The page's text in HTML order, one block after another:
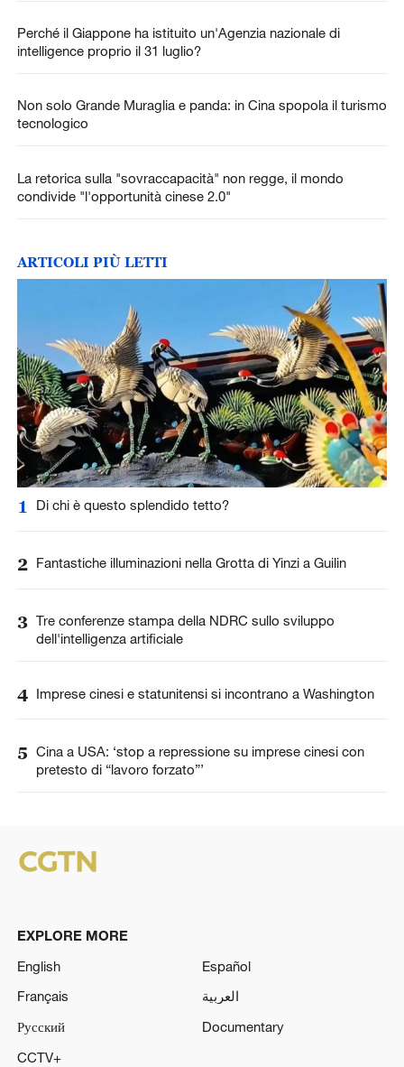
Perché il Giappone ha istituito un'Agenzia nazionale di
intelligence proprio il 31 luglio?
Non solo Grande Muraglia e panda: in Cina spopola il turismo
tecnologico
La retorica sulla "sovraccapacità" non regge, il mondo
condivide "l'opportunità cinese 2.0"
ARTICOLI PIÙ LETTI
1 Di chi è questo splendido tetto?
2 Fantastiche illuminazioni nella Grotta di Yinzi a Guilin
3 Tre conferenze stampa della NDRC sullo sviluppo
dell'intelligenza artificiale
4 Imprese cinesi e statunitensi si incontrano a Washington
5 Cina a USA: ‘stop a repressione su imprese cinesi con
pretesto di “lavoro forzato”’
EXPLORE MORE
English
Español
Français
العربية
Русский
Documentary
CCTV+